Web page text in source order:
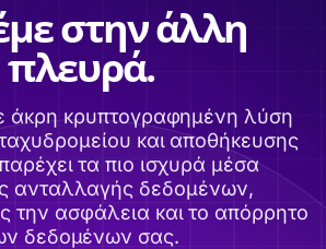
στην άλλη
πλευρά.
άκρη κρυπτογραφημένη λύση
και αποθήκευσης
τα πιο ισχυρά μέσα
ανταλλαγής δεδομένων,
την ασφάλεια και το απόρρητο
δεδομένων σας.